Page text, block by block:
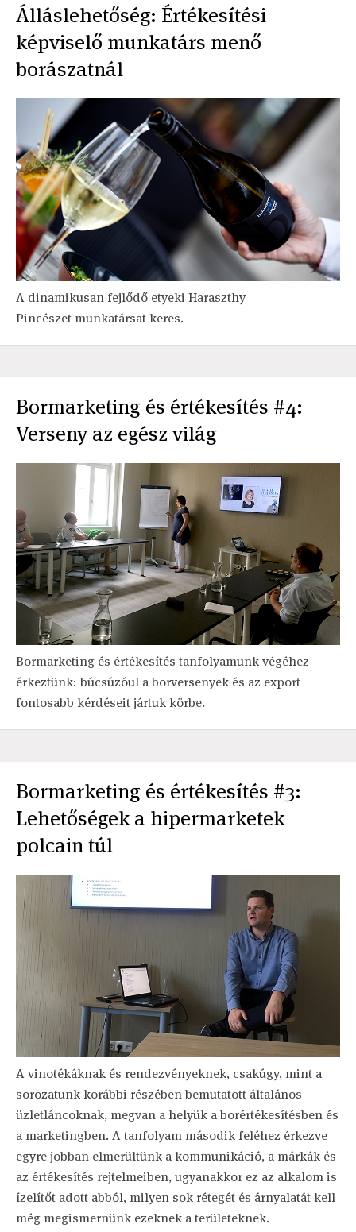
Álláslehetőség: Értékesítési
képviselő munkatárs menő
borászatnál
A dinamikusan fejlődő etyeki Haraszthy
Pincészet munkatársat keres.
Bormarketing és értékesítés #4:
Verseny az egész világ
Bormarketing és értékesítés tanfolyamunk végéhez
érkeztünk: búcsúzóul a borversenyek és az export
fontosabb kérdéseit jártuk körbe.
Bormarketing és értékesítés #3:
Lehetőségek a hipermarketek
polcain túl
A vinotékáknak és rendezvényeknek, csakúgy, mint a
sorozatunk korábbi részében bemutatott általános
üzletláncoknak, megvan a helyük a borértékesítésben és
a marketingben. A tanfolyam második feléhez érkezve
egyre jobban elmerültünk a kommunikáció, a márkák és
az értékesítés rejtelmeiben, ugyanakkor ez az alkalom is
ízelítőt adott abból, milyen sok rétegét és árnyalatát kell
még megismernünk ezeknek a területeknek.